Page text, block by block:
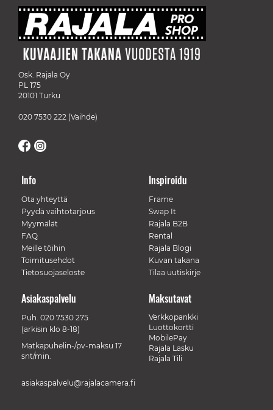
Osk. Rajala Oy
PL 175
20101 Turku
020 7530 222 (Vaihde)
Info
Ota yhteyttä
Pyydä vaihtotarjous
Myymälät
FAQ
Meille töihin
Toimitusehdot
Tietosuojaseloste
Inspiroidu
Frame
Swap It
Rajala B2B
Rental
Rajala Blogi
Kuvan takana
Tilaa uutiskirje
Maksutavat
Verkkopankki
Luottokortti
MobilePay
Rajala Lasku
Rajala Tili
Asiakaspalvelu
Puh. 020 7530 275
(arkisin klo 8-18)
Matkapuhelin-/pv-maksu 17
snt/min.
asiakaspalvelu@rajalacamera.fi